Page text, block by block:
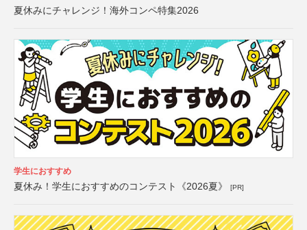
夏休みにチャレンジ！海外コンペ特集2026
学生におすすめ
夏休み！学生におすすめのコンテスト《2026夏》 [PR]